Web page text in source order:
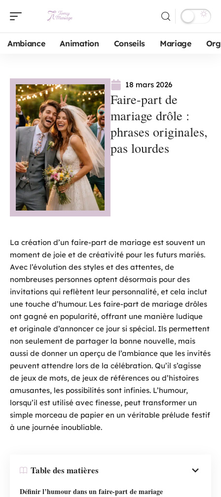
Ambiance Animation Conseils Mariage
18 mars 2026
Faire-part de
mariage drôle :
phrases originales,
pas lourdes
La création d’un faire-part de mariage est souvent un
moment de joie et de créativité pour les futurs mariés.
Avec l’évolution des styles et des attentes, de
nombreuses personnes optent désormais pour des
invitations qui reflètent leur personnalité, et cela inclut
une touche d’humour. Les faire-part de mariage drôles
ont gagné en popularité, offrant une manière ludique
et originale d’annoncer ce jour si spécial. Ils permettent
non seulement de partager la bonne nouvelle, mais
aussi de donner un aperçu de l’ambiance que les invités
peuvent attendre lors de la célébration. Qu’il s’agisse
de jeux de mots, de jeux de références ou d’histoires
amusantes, les possibilités sont infinies. L’humour,
lorsqu’il est utilisé avec finesse, peut transformer un
simple morceau de papier en un véritable prélude festif
à une journée inoubliable.
Table des matières
Définir l’humour dans un faire-part de mariage